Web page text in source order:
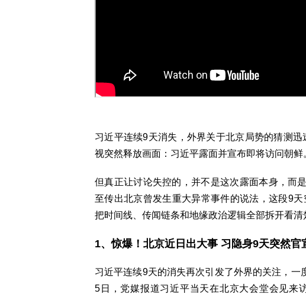
习近平连续9天消失，外界关于北京局势的猜测
视突然释放画面：习近平露面并宣布即将访问朝鲜
但真正让讨论失控的，并不是这次露面本身，而
至传出北京曾发生重大异常事件的说法，这段9
把时间线、传闻链条和地缘政治逻辑全部拆开看清
1、惊爆！北京近日出大事 习隐身9天突然
习近平连续9天的消失再次引发了外界的关注，一
5日，党媒报道习近平当天在北京大会堂会见来